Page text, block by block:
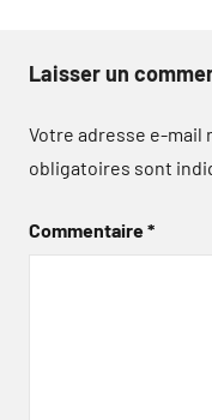
Laisser un
Votre adresse e-mail
obligatoires sont
Commentaire*